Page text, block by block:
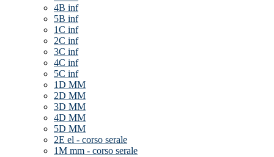
4B inf
5B inf
1C inf
2C inf
3C inf
4C inf
5C inf
1D MM
2D MM
3D MM
4D MM
5D MM
2E el - corso serale
1M mm - corso serale